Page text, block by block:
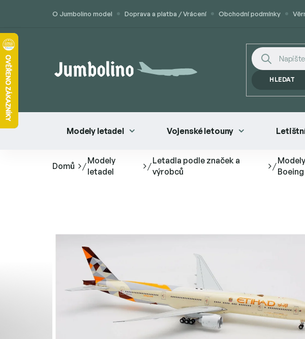
O Jumbolino model Doprava a platba / Vrácení Obchodní podmínky
HLEDAT
Modely letadel Vojenské letouny
Domů /
Modely
letadel
/
Letadla podle značek a
výrobců
/
Modely
Boeing